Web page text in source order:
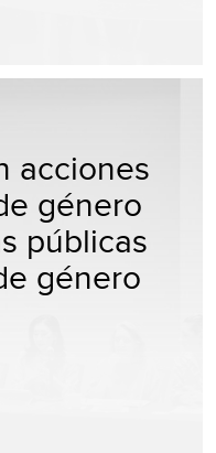
acciones
género
públicas
género